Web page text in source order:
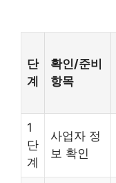
단
계
확인/준비
항목
1
단
계
사업자 정
보 확인